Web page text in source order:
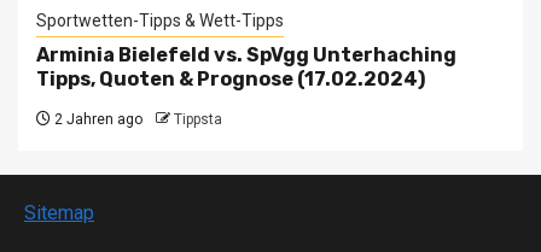
Sportwetten-Tipps & Wett-Tipps
Arminia Bielefeld vs. SpVgg Unterhaching
Tipps, Quoten & Prognose (17.02.2024)
2 Jahren ago Tippsta
Sitemap